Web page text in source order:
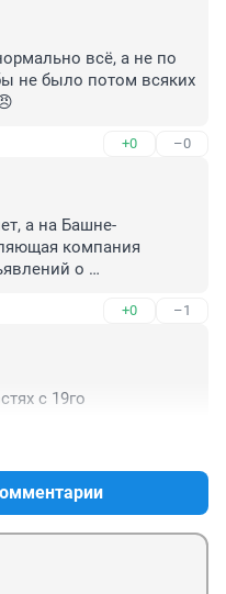
всё, а не по
не было потом всяких
+0 –0
а на Башне-
компания
о
+0 –1
с 19го